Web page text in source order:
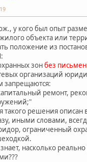
у кого был опыт
объекта или
положение из
зонбез
организаций
запрещаются:
ремонт,
такого решения описан
иными словами,
ограниченный
насколько